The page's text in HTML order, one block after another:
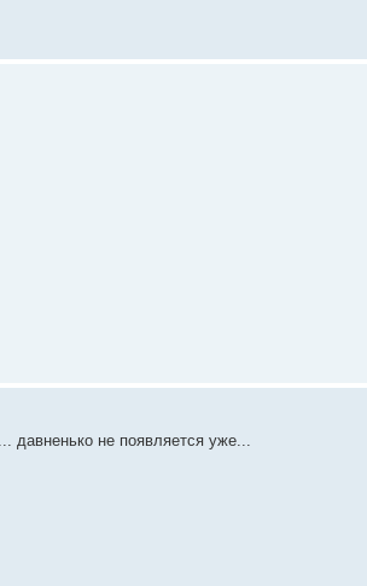
давненько не появляется уже...